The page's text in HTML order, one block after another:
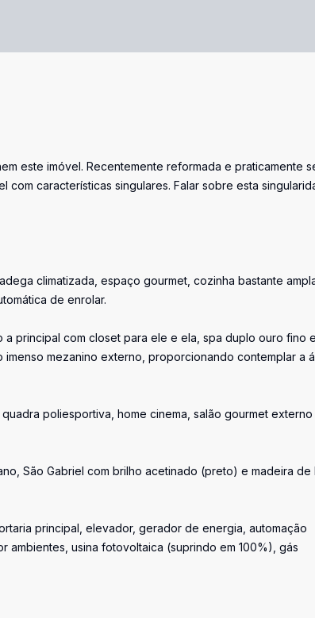
este imóvel. Recentemente reformada e praticamente
características singulares. Falar sobre esta
climatizada, espaço gourmet, cozinha bastante
de enrolar.
principal com closet para ele e ela, spa duplo ouro fino
imenso mezanino externo, proporcionando contemplar a
poliesportiva, home cinema, salão gourmet externo
São Gabriel com brilho acetinado (preto) e madeira de
principal, elevador, gerador de energia, automação
ambientes, usina fotovoltaica (suprindo em 100%), gás